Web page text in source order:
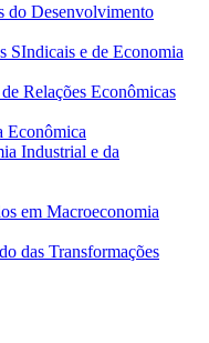
do Desenvolvimento
SIndicais e de Economia
Relações Econômicas
Econômica
Industrial e da
em Macroeconomia
das Transformações